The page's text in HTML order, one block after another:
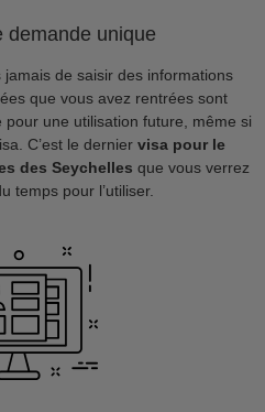
demande unique
de saisir des informations
que vous avez rentrées sont
une utilisation future, même si
C’est le dernier visa pour le
des Seychelles que vous verrez
temps pour l’utiliser.